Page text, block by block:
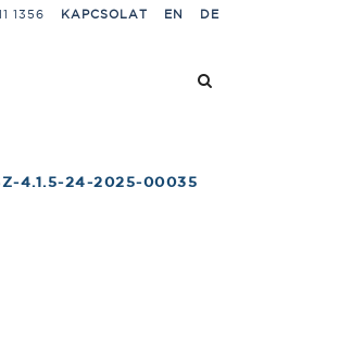
1356 KAPCSOLAT EN DE
4.1.5-24-2025-00035